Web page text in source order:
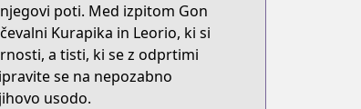
poti. Med izpitom Gon
Kurapika in Leorio, ki si
a tisti, ki se z odprtimi
se na nepozabno
usodo.